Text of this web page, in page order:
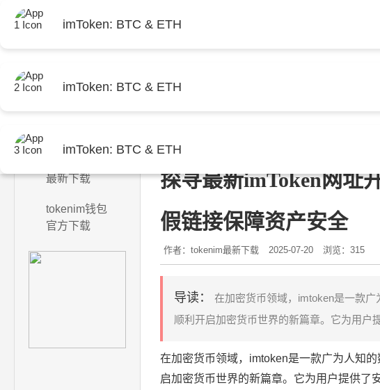
imToken: BTC & ETH
imToken: BTC & ETH
imToken: BTC & ETH
最新下载
tokenim钱包
官方下载
探寻最新imToken网址
假链接保障资产安全
作者：tokenim最新下载 2025-07-20 浏览：315
导读：
在加密货币领域，imtoken是一款
顺利开启加密货币世界的新篇章。它为用户
在加密货币领域，imtoken是一款广为人知的
启加密货币世界的新篇章。它为用户提供了